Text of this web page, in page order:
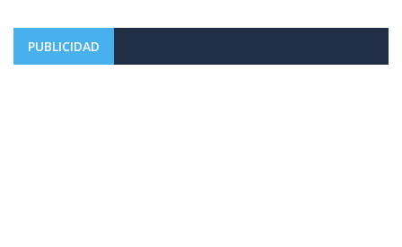
PUBLICIDAD